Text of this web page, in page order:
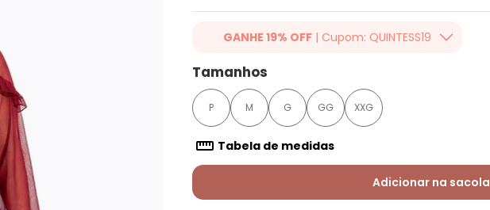
GANHE 19% OFF | Cupom: QUINTESS19
Ganhe 19% OFF Extra em qualquer valor, usando o
cupom: QUINTESS19. Válido para toda loja Quintess,
até 07/08/2026.
Tamanhos
P M G GG XXG
Tabela de medidas
Adicionar na sacola